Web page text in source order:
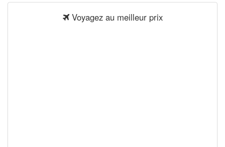
Voyagez au meilleur prix